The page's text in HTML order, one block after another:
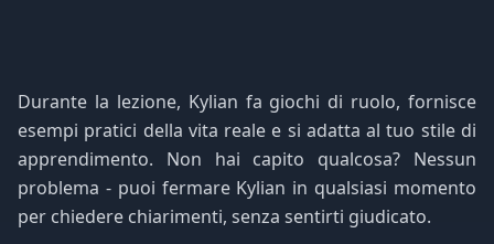
Durante la lezione, Kylian fa giochi di ruolo, fornisce
esempi pratici della vita reale e si adatta al tuo stile di
apprendimento. Non hai capito qualcosa? Nessun
problema - puoi fermare Kylian in qualsiasi momento
per chiedere chiarimenti, senza sentirti giudicato.